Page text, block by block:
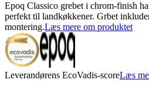
Epoq Classico grebet i chrom-finish
perfekt til landkøkkener. Grbet
montering.Læs mere om produktet
Leverandørens EcoVadis-scoreLæs